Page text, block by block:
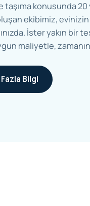
taşıma konusunda 20
ekibimiz,
İster yakın bir
maliyetle,
Fazla Bilgi